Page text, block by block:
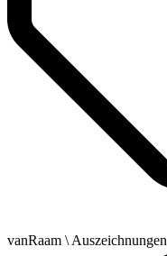
vanRaam \ Auszeichnungen